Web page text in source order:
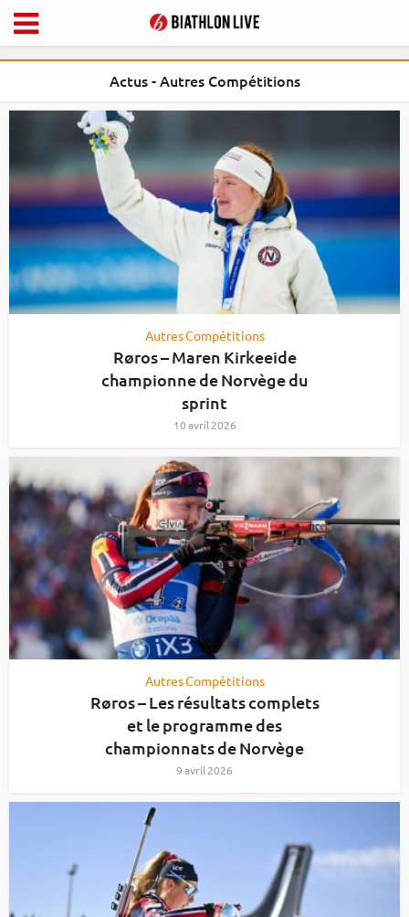
Actus - Autres Compétitions
Autres Compétitions
Røros – Maren Kirkeeide
championne de Norvège du
sprint
10 avril 2026
Autres Compétitions
Røros – Les résultats complets
et le programme des
championnats de Norvège
9 avril 2026